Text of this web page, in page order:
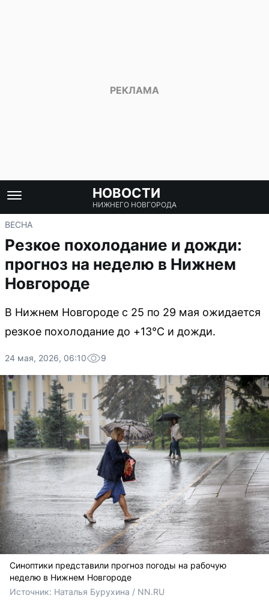
НОВОСТИ
НИЖНЕГО НОВГОРОДА
ВЕСНА
Резкое похолодание и дожди:
прогноз на неделю в Нижнем
Новгороде
В Нижнем Новгороде с 25 по 29 мая ожидается
резкое похолодание до +13°C и дожди.
24 мая, 2026, 06:10 9
Синоптики представили прогноз погоды на рабочую
неделю в Нижнем Новгороде
Источник: Наталья Бурухина / NN.RU